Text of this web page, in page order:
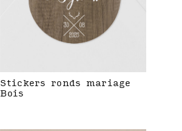
Stickers ronds mariage
Bois